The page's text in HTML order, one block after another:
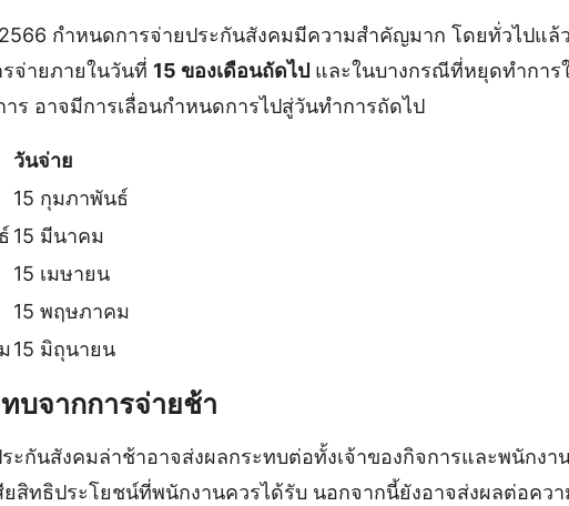
กำหนดการจ่ายประกันสังคมมีความสำคัญมาก โดยทั่วไปแล้ว
จ่ายภายในวันที่ 15 ของเดือนถัดไปและในบางกรณีที่หยุดทำการ
ร อาจมีการเลื่อนกำหนดการไปสู่วันทำการถัดไป
วันจ่าย
15 กุมภาพันธ์
15 มีนาคม
15 เมษายน
15 พฤษภาคม
15 มิถุนายน
บจากการจ่ายช้า
ะกันสังคมล่าช้าอาจส่งผลกระทบต่อทั้งเจ้าของกิจการและพนักงา
สิทธิประโยชน์ที่พนักงานควรได้รับ นอกจากนี้ยังอาจส่งผลต่อคว